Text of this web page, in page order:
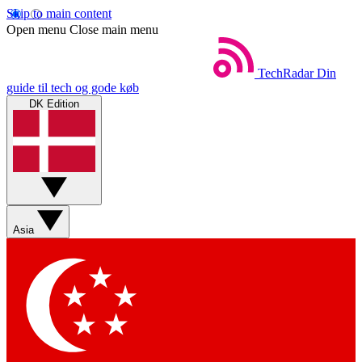
Skip to main content
Open menu Close main menu
TechRadar Din
guide til tech og gode køb
DK Edition
Asia